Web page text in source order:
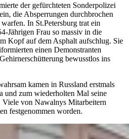
der gefürchteten Sonderpolizei
die Absperrungen durchbrochen
In St.Petersburg trat ein
Jährigen Frau so massiv in die
Kopf auf dem Asphalt aufschlug. Sie
einen Demonstranten
bewusstlos ins
kamen in Russland erstmals
und zum wiederholten Mal seine
von Nawalnys Mitarbeitern
festgenommen worden.